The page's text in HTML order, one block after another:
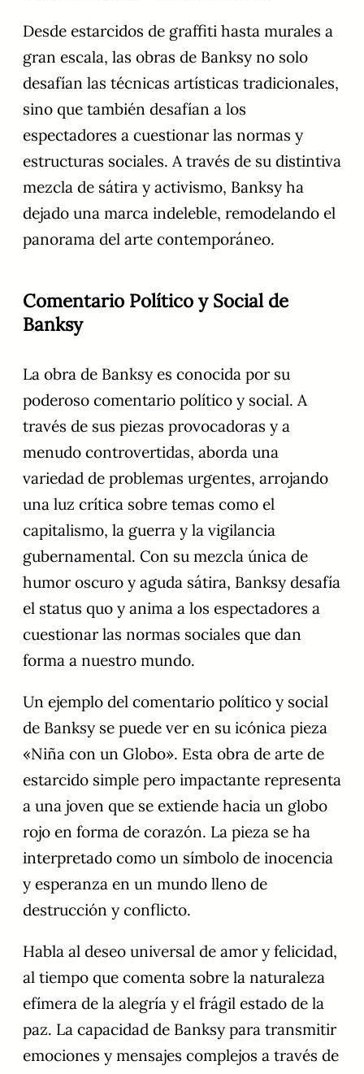
Desde estarcidos de graffiti hasta murales a
gran escala, las obras de Banksy no solo
desafían las técnicas artísticas tradicionales,
sino que también desafían a los
espectadores a cuestionar las normas y
estructuras sociales. A través de su distintiva
mezcla de sátira y activismo, Banksy ha
dejado una marca indeleble, remodelando el
panorama del arte contemporáneo.
Comentario Político y Social de
Banksy
La obra de Banksy es conocida por su
poderoso comentario político y social. A
través de sus piezas provocadoras y a
menudo controvertidas, aborda una
variedad de problemas urgentes, arrojando
una luz crítica sobre temas como el
capitalismo, la guerra y la vigilancia
gubernamental. Con su mezcla única de
humor oscuro y aguda sátira, Banksy desafía
el status quo y anima a los espectadores a
cuestionar las normas sociales que dan
forma a nuestro mundo.
Un ejemplo del comentario político y social
de Banksy se puede ver en su icónica pieza
«Niña con un Globo». Esta obra de arte de
estarcido simple pero impactante representa
a una joven que se extiende hacia un globo
rojo en forma de corazón. La pieza se ha
interpretado como un símbolo de inocencia
y esperanza en un mundo lleno de
destrucción y conflicto.
Habla al deseo universal de amor y felicidad,
al tiempo que comenta sobre la naturaleza
efímera de la alegría y el frágil estado de la
paz. La capacidad de Banksy para transmitir
emociones y mensajes complejos a través de